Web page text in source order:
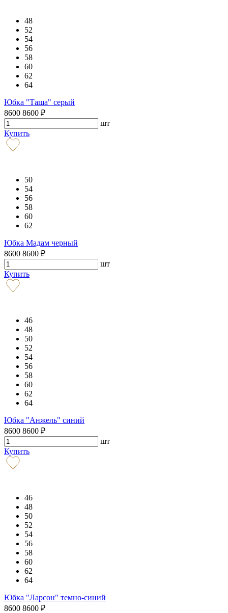
48
52
54
56
58
60
62
64
Юбка "Таша" серый
8600 8600 ₽
шт
Купить
50
54
56
58
60
62
Юбка Мадам черный
8600 8600 ₽
шт
Купить
46
48
50
52
54
56
58
60
62
64
Юбка "Анжель" синий
8600 8600 ₽
шт
Купить
46
48
50
52
54
56
58
60
62
64
Юбка "Ларсон" темно-синий
8600 8600 ₽